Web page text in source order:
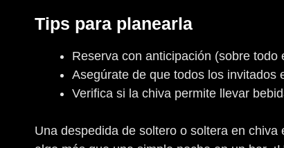
Tips para planearla
Reserva con anticipación (sobre todo
Asegúrate de que todos los invitados
Verifica si la chiva permite llevar
Una despedida de soltero o soltera en